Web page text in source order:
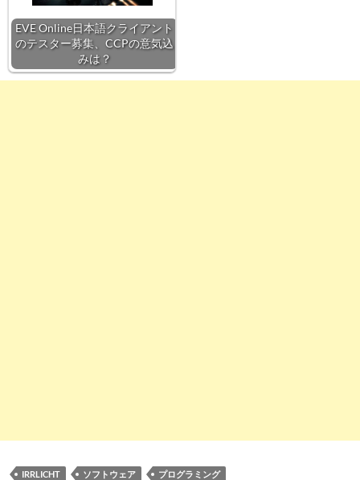
EVE Online日本語クライアント
のテスター募集、CCPの意気込
みは？
IRRLICHT ソフトウェア プログラミング